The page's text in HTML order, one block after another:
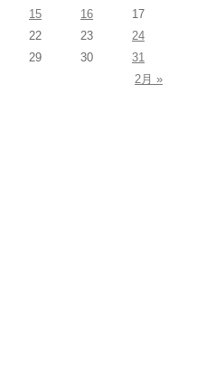
15 16
17
22 23
24
29 30
31
2月 »